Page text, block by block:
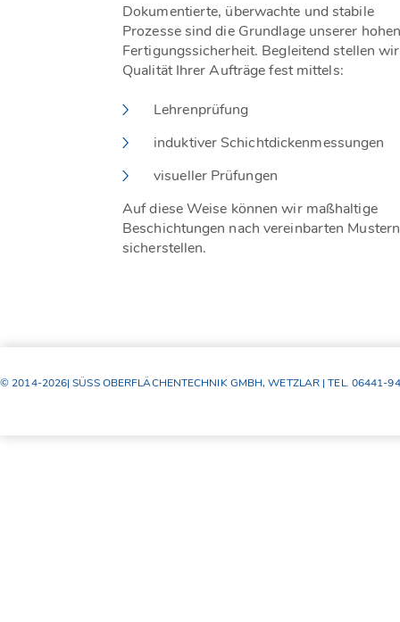
Dokumentierte, überwachte und stabile
Prozesse sind die Grundlage unserer
Fertigungssicherheit. Begleitend stellen
Qualität Ihrer Aufträge fest mittels:
Lehrenprüfung
induktiver Schichtdickenmessungen
visueller Prüfungen
Auf diese Weise können wir maßhaltige
Beschichtungen nach vereinbarten Mustern
sicherstellen.
© 2014-2026| SÜSS OBERFLÄCHENTECHNIK GMBH, WETZLAR | TEL. 06441-